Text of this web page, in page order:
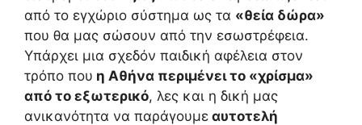
από το εγχώριο σύστημα ως τα «θεία δώρα»
που θα μας σώσουν από την εσωστρέφεια.
Υπάρχει μια σχεδόν παιδική αφέλεια στον
τρόπο που η Αθήνα περιμένει το «χρίσμα»
από το εξωτερικό, λες και η δική μας
ανικανότητα να παράγουμε αυτοτελή